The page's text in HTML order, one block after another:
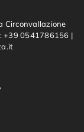
Circonvallazione
+39 0541786156 |